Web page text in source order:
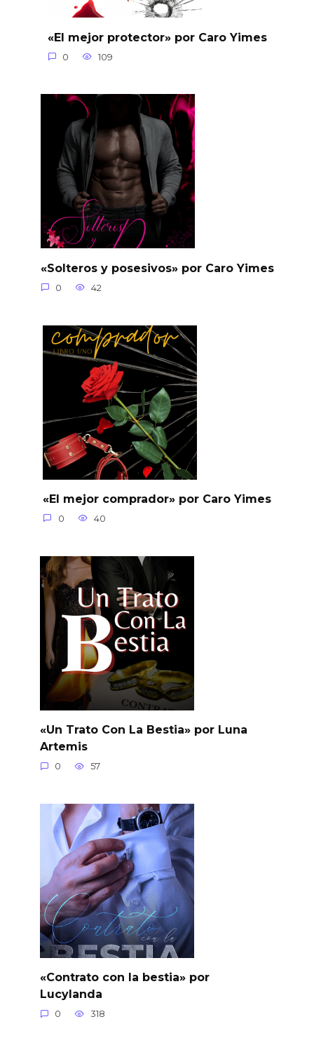
«El mejor protector» por Caro Yimes
0 109
«Solteros y posesivos» por Caro Yimes
0 42
«El mejor comprador» por Caro Yimes
0 40
«Un Trato Con La Bestia» por Luna
Artemis
0 57
«Contrato con la bestia» por
Lucylanda
0 318